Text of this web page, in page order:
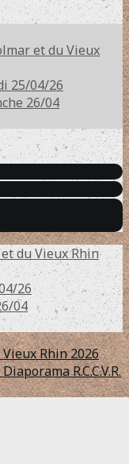
et du Vieux
25/04/26
26/04
du Vieux Rhin
26
04
Rhin 2026
Diaporama R.C.C.V.R.